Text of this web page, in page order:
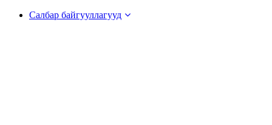
Салбар байгууллагууд